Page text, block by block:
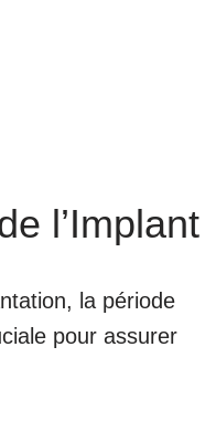
l’Implant
la période
pour assurer